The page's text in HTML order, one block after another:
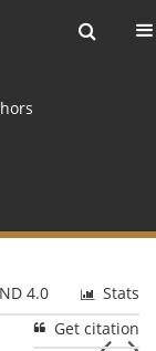
Stats
4.0
Get citation